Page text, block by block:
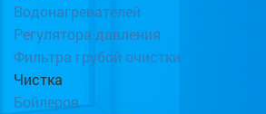
Водонагревателей
Регулятора давления
Фильтра грубой очистки
Чистка
Бойлеров